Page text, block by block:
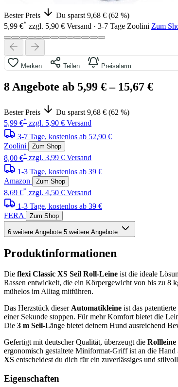
Bester Preis
Du sparst 9,68 € (62 %)
5,99 €* zzgl. 5,90 € Versand · 3-7 Tage Zoolini Zum
Merken Teilen Preisalarm
8 Angebote ab 5,99 €– 15,67 €
Bester Preis
Du sparst 9,68 € (62 %)
5,99 €* zzgl. 5,90 € Versand
3-7 Tage, kostenlos ab 52,90 €
Zoolini
Zum Shop
8,00 €* zzgl. 3,99 € Versand
1-3 Tage, kostenlos ab 39 €
Amazon
Zum Shop
8,69 €* zzgl. 4,50 € Versand
1-3 Tage, kostenlos ab 39 €
FERA
Zum Shop
6 weitere Angebote 5 weitere Angebote
Produktinformationen
Die flexi Classic XS Seil Roll-Leine ist die ideale
Rassen entwickelt, die ein Körpergewicht von bis zu 8
mühelos im Alltag mitführen.
Das Herzstück dieser Automatikleine ist das patentierte
einer Sekunde stoppen. Für mehr Komfort bietet die
Die 3 m Seil-Länge bietet deinem Hund ausreichend
Gefertigt mit deutscher Qualität, überzeugt die Rollleine
ergonomisch gestaltete Miniformat-Griff ist an die
XS entscheidest du dich für ein zuverlässiges und
Eigenschaften